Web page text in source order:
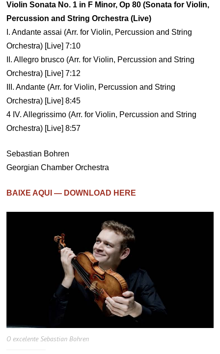
Violin Sonata No. 1 in F Minor, Op 80 (Sonata for Violin,
Percussion and String Orchestra (Live)
I. Andante assai (Arr. for Violin, Percussion and String
Orchestra) [Live] 7:10
II. Allegro brusco (Arr. for Violin, Percussion and String
Orchestra) [Live] 7:12
III. Andante (Arr. for Violin, Percussion and String
Orchestra) [Live] 8:45
4 IV. Allegrissimo (Arr. for Violin, Percussion and String
Orchestra) [Live] 8:57
Sebastian Bohren
Georgian Chamber Orchestra
BAIXE AQUI — DOWNLOAD HERE
O excelente Sebastian Bohren